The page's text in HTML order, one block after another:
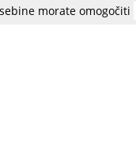
morate omogočiti